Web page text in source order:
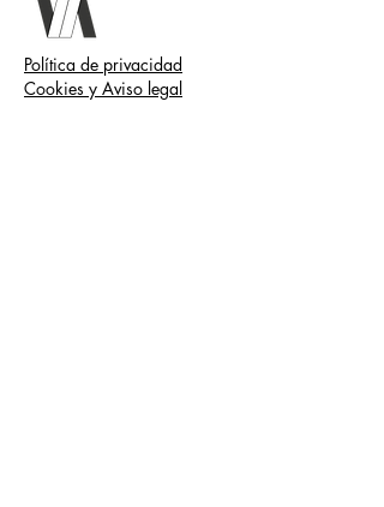
Política de privacidad
Cookies y Aviso legal